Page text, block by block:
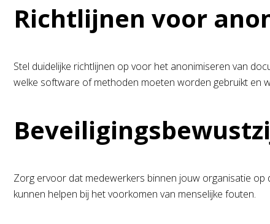
Richtlijnen voor
Stel duidelijke richtlijnen op voor het anonimiseren van
welke software of methoden moeten worden gebruikt en
Zorg ervoor dat medewerkers binnen jouw organisatie op
kunnen helpen bij het voorkomen van menselijke fouten.